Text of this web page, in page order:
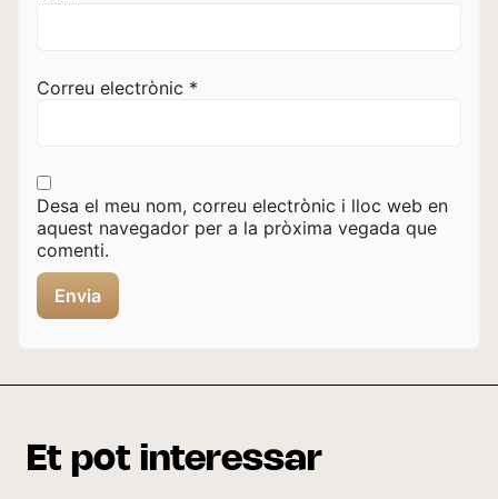
Correu electrònic *
Desa el meu nom, correu electrònic i lloc web en
aquest navegador per a la pròxima vegada que
comenti.
Et pot interessar